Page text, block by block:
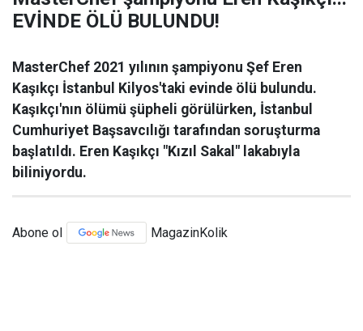
EVİNDE ÖLÜ BULUNDU!
MasterChef 2021 yılının şampiyonu Şef Eren
Kaşıkçı İstanbul Kilyos'taki evinde ölü bulundu.
Kaşıkçı'nın ölümü şüpheli görülürken, İstanbul
Cumhuriyet Başsavcılığı tarafından soruşturma
başlatıldı. Eren Kaşıkçı "Kızıl Sakal" lakabıyla
biliniyordu.
Abone ol MagazinKolik